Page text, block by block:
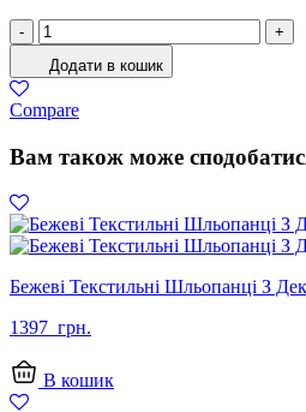
Кросівки
Жіночі
Еко-
шкіра
Бежевий
-
+
Додати в кошик
Compare
Вам також може
Бежеві Текстильні Шльопанці З
1397 грн.
В кошик